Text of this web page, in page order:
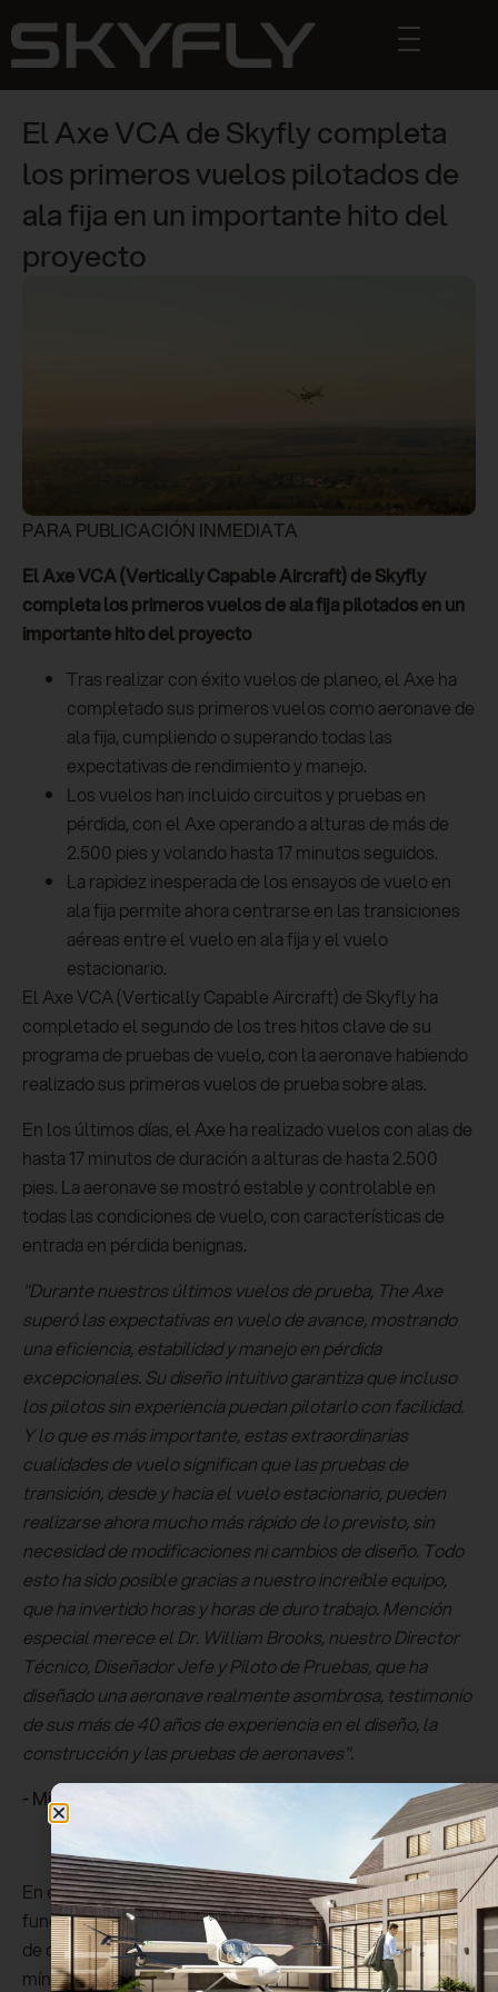
El Axe VCA de Skyfly completa
los primeros vuelos pilotados de
ala fija en un importante hito del
proyecto
PARA PUBLICACIÓN INMEDIATA
El Axe VCA (Vertically Capable Aircraft) de Skyfly
completa los primeros vuelos de ala fija pilotados en un
importante hito del proyecto
Tras realizar con éxito vuelos de planeo, el Axe ha
completado sus primeros vuelos como aeronave de
ala fija, cumpliendo o superando todas las
expectativas de rendimiento y manejo.
Los vuelos han incluido circuitos y pruebas en
pérdida, con el Axe operando a alturas de más de
2.500 pies y volando hasta 17 minutos seguidos.
La rapidez inesperada de los ensayos de vuelo en
ala fija permite ahora centrarse en las transiciones
aéreas entre el vuelo en ala fija y el vuelo
estacionario.
El Axe VCA (Vertically Capable Aircraft) de Skyfly ha
completado el segundo de los tres hitos clave de su
programa de pruebas de vuelo, con la aeronave habiendo
realizado sus primeros vuelos de prueba sobre alas.
En los últimos días, el Axe ha realizado vuelos con alas de
hasta 17 minutos de duración a alturas de hasta 2.500
pies. La aeronave se mostró estable y controlable en
todas las condiciones de vuelo, con características de
entrada en pérdida benignas.
"Durante nuestros últimos vuelos de prueba, The Axe
superó las expectativas en vuelo de avance, mostrando
una eficiencia, estabilidad y manejo en pérdida
excepcionales. Su diseño intuitivo garantiza que incluso
los pilotos sin experiencia puedan pilotarlo con facilidad.
Y lo que es más importante, estas extraordinarias
cualidades de vuelo significan que las pruebas de
transición, desde y hacia el vuelo estacionario, pueden
realizarse ahora mucho más rápido de lo previsto, sin
necesidad de modificaciones ni cambios de diseño. Todo
esto ha sido posible gracias a nuestro increíble equipo,
que ha invertido horas y horas de duro trabajo. Mención
especial merece el Dr. William Brooks, nuestro Director
Técnico, Diseñador Jefe y Piloto de Pruebas, que ha
diseñado una aeronave realmente asombrosa, testimonio
de sus más de 40 años de experiencia en el diseño, la
construcción y las pruebas de aeronaves".
- Michael Thompson, Director General, Skyfly
En el modo de vuelo de avance, el Axe VCA puede
funcionar como un avión normal de ala fija, a velocidades
de crucero de 160 km/h con un consumo de energía
mínimo. También puede realizar despegues y aterrizajes